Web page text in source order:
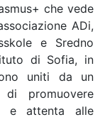
che vede
ADi,
e Sredno
di Sofia, in
uniti da un
promuovere
e attenta alle